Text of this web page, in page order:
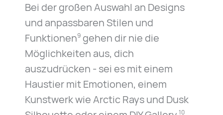
Bei der großen Auswahl an Designs
und anpassbaren Stilen und
Funktionen9gehen dir nie die
Möglichkeiten aus, dich
auszudrücken - sei es mit einem
Haustier mit Emotionen, einem
Kunstwerk wie Arctic Rays und Dusk
10